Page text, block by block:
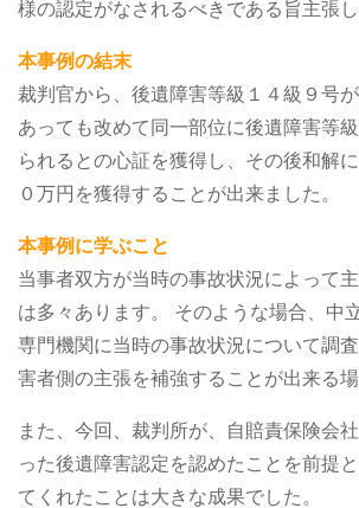
様の認定がなされるべきである旨主張し
本事例の結末
裁判官から、後遺障害等級１４級９号
あっても改めて同一部位に後遺障害等
られるとの心証を獲得し、その後和解
０万円を獲得することが出来ました。
本事例に学ぶこと
当事者双方が当時の事故状況によって
は多々あります。
そのような場合、中
専門機関に当時の事故状況について調
害者側の主張を補強することが出来る場
また、今回、裁判所が、自賠責保険会
った後遺障害認定を認めたことを前提
てくれたことは大きな成果でした。